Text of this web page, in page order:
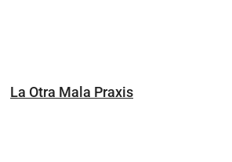
La Otra Mala Praxis